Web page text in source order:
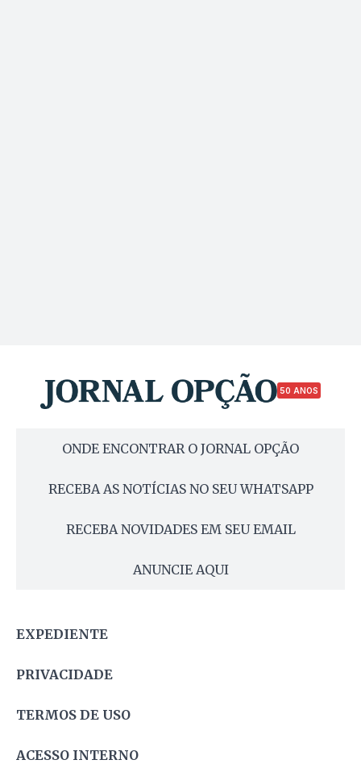
50 ANOS
ONDE ENCONTRAR O JORNAL OPÇÃO
RECEBA AS NOTÍCIAS NO SEU WHATSAPP
RECEBA NOVIDADES EM SEU EMAIL
ANUNCIE AQUI
EXPEDIENTE
PRIVACIDADE
TERMOS DE USO
ACESSO INTERNO